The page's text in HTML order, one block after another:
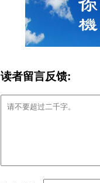
读者留言反馈: